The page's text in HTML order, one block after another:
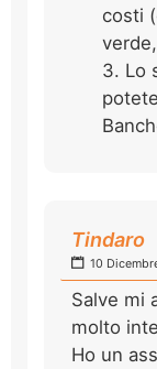
costi
3. Lo
Tindaro
10
Salve mi
molto
Ho un